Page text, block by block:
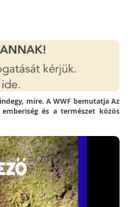
mire. A WWF bemutatja Az
és a természet közös